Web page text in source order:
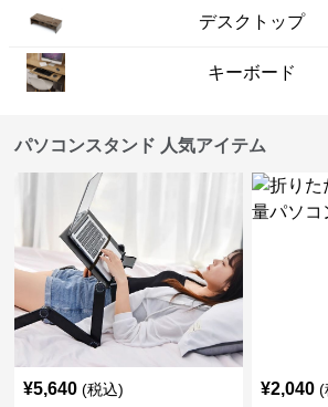
デスクトップ
キーボード
パソコンスタンド 人気アイテム
¥5,640 (税込) ¥2,040 (